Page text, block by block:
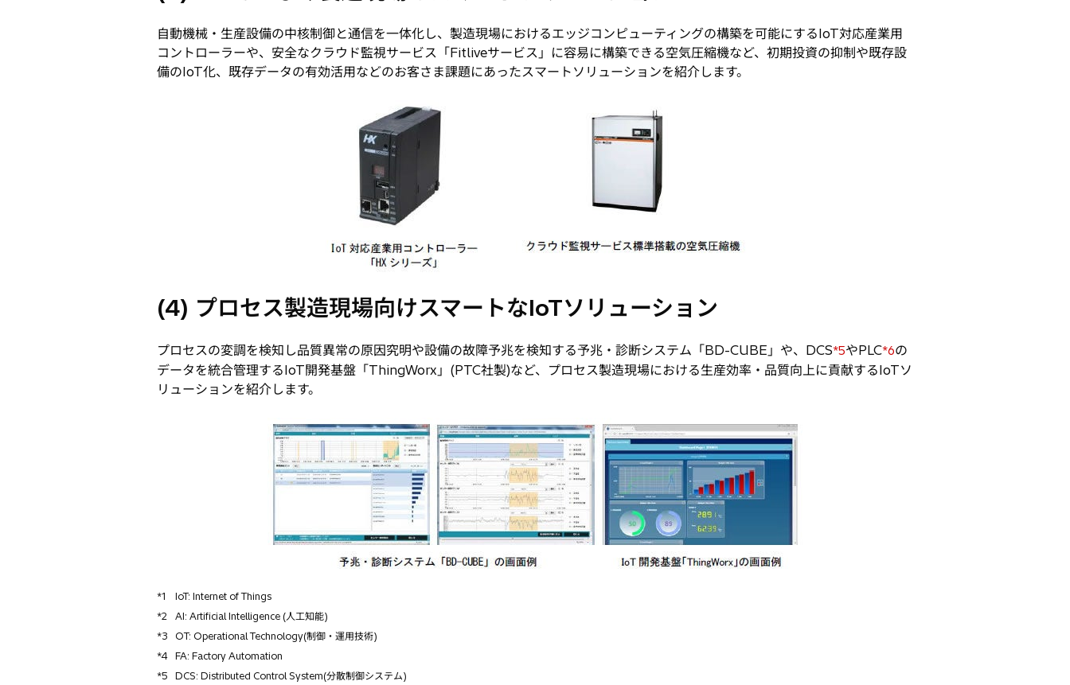
自動機械・生産設備の中核制御と通信を一体化し、製造現場におけるエッジコンピューティングの構築を可能にするIoT対応産業用
コントローラーや、安全なクラウド監視サービス「Fitliveサービス」に容易に構築できる空気圧縮機など、初期投資の抑制や既存設
備のIoT化、既存データの有効活用などのお客さま課題にあったスマートソリューションを紹介します。
(4) プロセス製造現場向けスマートなIoTソリューション
プロセスの変調を検知し品質異常の原因究明や設備の故障予兆を検知する予兆・診断システム「BD-CUBE」や、DCS*5やPLC*6の
データを統合管理するIoT開発基盤「ThingWorx」(PTC社製)など、プロセス製造現場における生産効率・品質向上に貢献するIoTソ
リューションを紹介します。
*1
IoT: Internet of Things
*2
AI: Artificial Intelligence (人工知能)
*3
OT: Operational Technology(制御・運用技術)
*4 FA: Factory Automation
*5
DCS: Distributed Control System(分散制御システム)